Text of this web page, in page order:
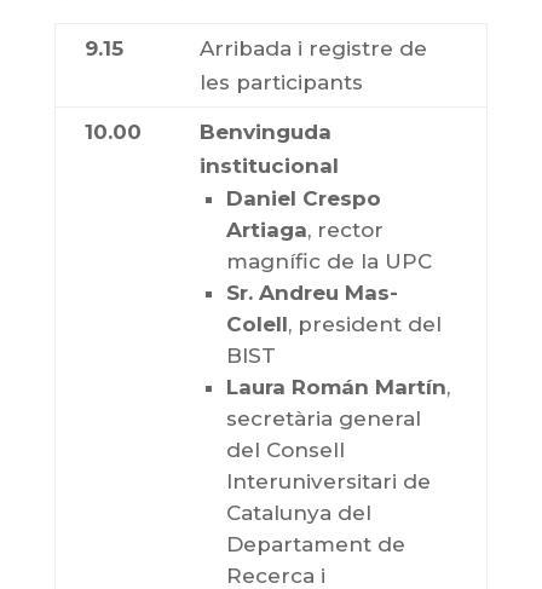
9.15
Arribada i registre de
les participants
10.00
Benvinguda
institucional
Daniel Crespo
Artiaga, rector
magnífic de la UPC
Sr. Andreu Mas-
Colell, president del
BIST
Laura Román Martín,
secretària general
del Consell
Interuniversitari de
Catalunya del
Departament de
Recerca i